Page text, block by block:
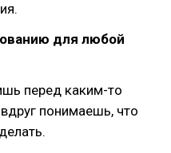
для любой
перед каким-то
понимаешь, что